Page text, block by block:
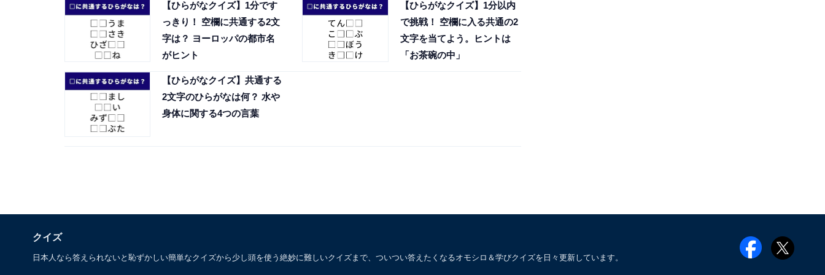
【ひらがなクイズ】1分です
っきり！ 空欄に共通する2文
字は？ ヨーロッパの都市名
がヒント
【ひらがなクイズ】1分以内
で挑戦！ 空欄に入る共通の2
文字を当てよう。ヒントは
「お茶碗の中」
【ひらがなクイズ】共通する
2文字のひらがなは何？ 水や
身体に関する4つの言葉
クイズ
日本人なら答えられないと恥ずかしい簡単なクイズから少し頭を使う絶妙に難しいクイズまで、ついつい答えたくなるオモシロ＆学びクイズを日々更新しています。